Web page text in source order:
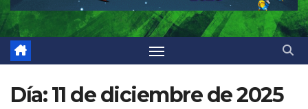
Día:11 de diciembre de 2025